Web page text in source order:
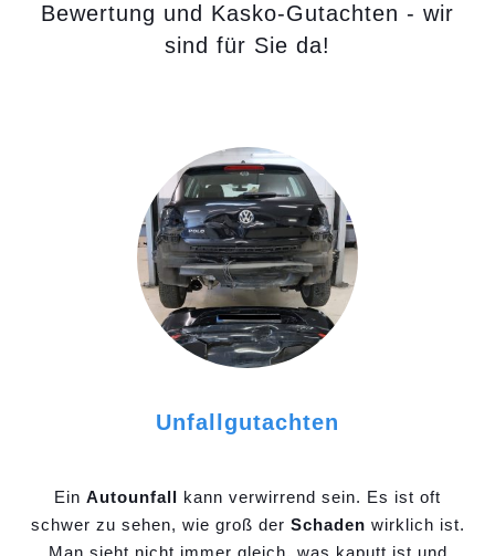
Bewertung und Kasko-Gutachten - wir
sind für Sie da!
Unfallgutachten
Ein Autounfall kann verwirrend sein. Es ist oft
schwer zu sehen, wie groß der Schaden wirklich ist.